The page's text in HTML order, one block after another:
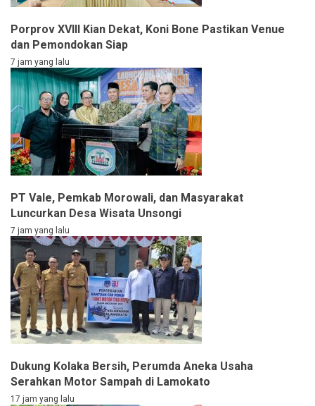
Porprov XVIII Kian Dekat, Koni Bone Pastikan Venue
dan Pemondokan Siap
7 jam yang lalu
PT Vale, Pemkab Morowali, dan Masyarakat
Luncurkan Desa Wisata Unsongi
7 jam yang lalu
Dukung Kolaka Bersih, Perumda Aneka Usaha
Serahkan Motor Sampah di Lamokato
17 jam yang lalu